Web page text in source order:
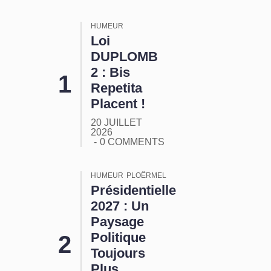
HUMEUR
Loi
DUPLOMB
2 : Bis
Repetita
Placent !
20 JUILLET
2026
0 COMMENTS
HUMEUR PLOËRMEL
Présidentielle
2027 : Un
Paysage
Politique
Toujours